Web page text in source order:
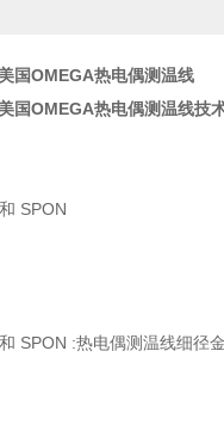
国OMEGA热电偶测温线
国OMEGA热电偶测温线技
SPON
SPON :热电偶测温线细径